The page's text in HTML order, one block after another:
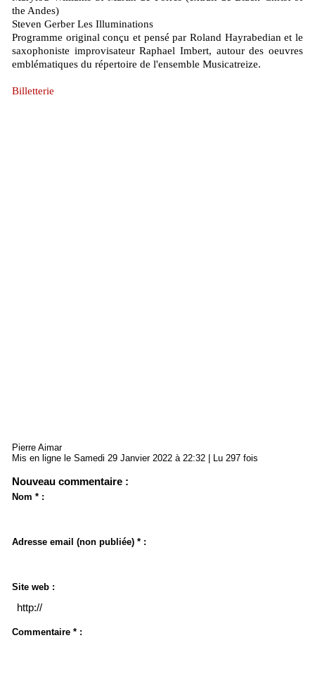
the Andes)
Steven Gerber Les Illuminations
Programme original conçu et pensé par Roland Hayrabedian et le
saxophoniste improvisateur Raphael Imbert, autour des oeuvres
emblématiques du répertoire de l'ensemble Musicatreize.
Billetterie
Pierre Aimar
Mis en ligne le Samedi 29 Janvier 2022 à 22:32 | Lu 297 fois
Nouveau commentaire :
Nom * :
Adresse email (non publiée) * :
Site web :
Commentaire * :